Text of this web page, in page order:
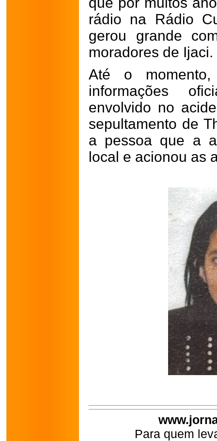
rádio na Rádio
gerou grande
moradores de Ijaci.
Até o
informações
envolvido no
sepultamento de
a pessoa que a
local e acionou as
Para quem